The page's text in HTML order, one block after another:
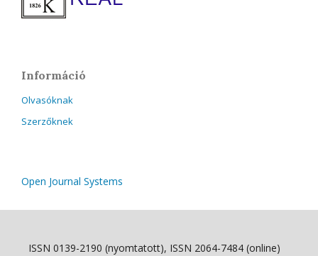
Információ
Olvasóknak
Szerzőknek
Open Journal Systems
ISSN 0139-2190 (nyomtatott), ISSN 2064-7484 (online)